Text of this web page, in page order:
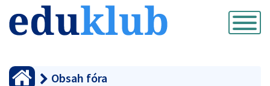
Přepnout
navigaci
Obsah fóra